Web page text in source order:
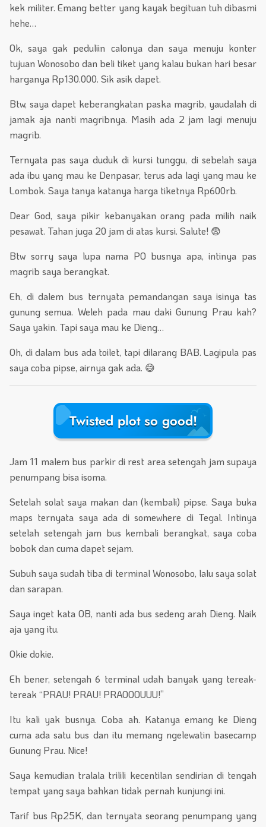
kek militer. Emang better yang kayak begituan tuh dibasmi
hehe…
Ok, saya gak peduliin calonya dan saya menuju konter
tujuan Wonosobo dan beli tiket yang kalau bukan hari besar
harganya Rp130.000. Sik asik dapet.
Btw, saya dapet keberangkatan paska magrib, yaudalah di
jamak aja nanti magribnya. Masih ada 2 jam lagi menuju
magrib.
Ternyata pas saya duduk di kursi tunggu, di sebelah saya
ada ibu yang mau ke Denpasar, terus ada lagi yang mau ke
Lombok. Saya tanya katanya harga tiketnya Rp600rb.
Dear God, saya pikir kebanyakan orang pada milih naik
pesawat. Tahan juga 20 jam di atas kursi. Salute! 😨
Btw sorry saya lupa nama PO busnya apa, intinya pas
magrib saya berangkat.
Eh, di dalem bus ternyata pemandangan saya isinya tas
gunung semua. Weleh pada mau daki Gunung Prau kah?
Saya yakin. Tapi saya mau ke Dieng…
Oh, di dalam bus ada toilet, tapi dilarang BAB. Lagipula pas
saya coba pipse, airnya gak ada. 😅
Twisted plot so good!
Jam 11 malem bus parkir di rest area setengah jam supaya
penumpang bisa isoma.
Setelah solat saya makan dan (kembali) pipse. Saya buka
maps ternyata saya ada di somewhere di Tegal. Intinya
setelah setengah jam bus kembali berangkat, saya coba
bobok dan cuma dapet sejam.
Subuh saya sudah tiba di terminal Wonosobo, lalu saya solat
dan sarapan.
Saya inget kata OB, nanti ada bus sedeng arah Dieng. Naik
aja yang itu.
Okie dokie.
Eh bener, setengah 6 terminal udah banyak yang tereak-
tereak “PRAU! PRAU! PRAOOOUUU!”
Itu kali yak busnya. Coba ah. Katanya emang ke Dieng
cuma ada satu bus dan itu memang ngelewatin basecamp
Gunung Prau. Nice!
Saya kemudian tralala trilili kecentilan sendirian di tengah
tempat yang saya bahkan tidak pernah kunjungi ini.
Tarif bus Rp25K, dan ternyata seorang penumpang yang